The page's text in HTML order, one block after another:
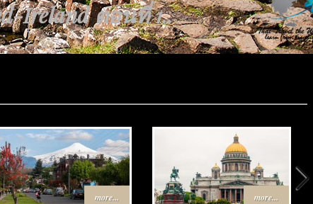
Ireland ตอนที่ 1..
more... more...